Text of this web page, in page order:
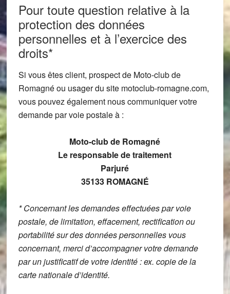
Pour toute question relative à la
protection des données
personnelles et à l’exercice des
droits*
Si vous êtes client, prospect de Moto-club de
Romagné ou usager du site motoclub-romagne.com,
vous pouvez également nous communiquer votre
demande par voie postale à :
Moto-club de Romagné
Le responsable de traitement
Parjuré
35133 ROMAGNÉ
* Concernant les demandes effectuées par voie
postale, de limitation, effacement, rectification ou
portabilité sur des données personnelles vous
concernant, merci d’accompagner votre demande
par un justificatif de votre identité : ex. copie de la
carte nationale d’identité.